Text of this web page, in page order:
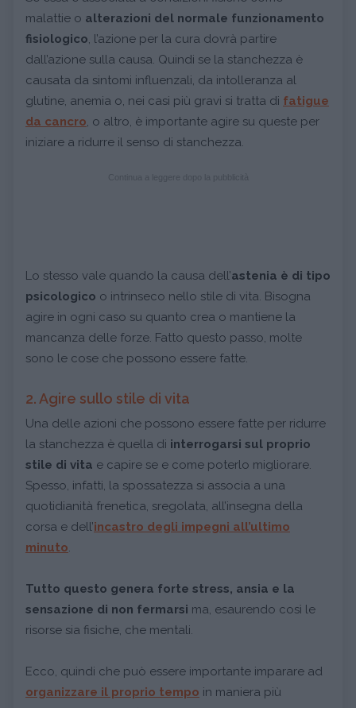
malattie o alterazioni del normale funzionamento
fisiologico, l’azione per la cura dovrà partire
dall’azione sulla causa. Quindi se la stanchezza è
causata da sintomi influenzali, da intolleranza al
glutine, anemia o, nei casi più gravi si tratta di fatigue
da cancro, o altro, è importante agire su queste per
iniziare a ridurre il senso di stanchezza.
Lo stesso vale quando la causa dell’astenia è di tipo
psicologico o intrinseco nello stile di vita. Bisogna
agire in ogni caso su quanto crea o mantiene la
mancanza delle forze. Fatto questo passo, molte
sono le cose che possono essere fatte.
2. Agire sullo stile di vita
Una delle azioni che possono essere fatte per ridurre
la stanchezza è quella di interrogarsi sul proprio
stile di vita e capire se e come poterlo migliorare.
Spesso, infatti, la spossatezza si associa a una
quotidianità frenetica, sregolata, all’insegna della
corsa e dell’incastro degli impegni all’ultimo
minuto.
Tutto questo genera forte stress, ansia e la
sensazione di non fermarsi ma, esaurendo così le
risorse sia fisiche, che mentali.
Ecco, quindi che può essere importante imparare ad
organizzare il proprio tempo in maniera più